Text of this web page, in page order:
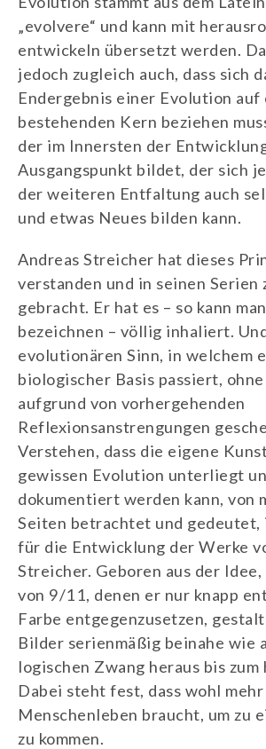
„evolvere“ und kann mit
entwickeln übersetzt werden.
jedoch zugleich auch, dass sich
Endergebnis einer Evolution auf
bestehenden Kern beziehen
der im Innersten der
Ausgangspunkt bildet, der sich
der weiteren Entfaltung auch
und etwas Neues bilden kann.
Andreas Streicher hat dieses
verstanden und in seinen
gebracht. Er hat es – so kann
bezeichnen – völlig inhaliert.
evolutionären Sinn, in welchem
biologischer Basis passiert, ohne
aufgrund von vorhergehenden
Reflexionsanstrengungen
Verstehen, dass die eigene
gewissen Evolution unterliegt
dokumentiert werden kann, von
Seiten betrachtet und
für die Entwicklung der Werke
Streicher. Geboren aus der Idee,
von 9/11, denen er nur knapp
Farbe entgegenzusetzen,
Bilder serienmäßig beinahe wie
logischen Zwang heraus bis zum
Dabei steht fest, dass wohl
Menschenleben braucht, um zu
zu kommen.